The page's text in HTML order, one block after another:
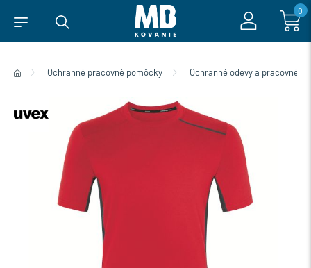
0
Ochranné pracovné pomôcky Ochranné odevy a pracovné